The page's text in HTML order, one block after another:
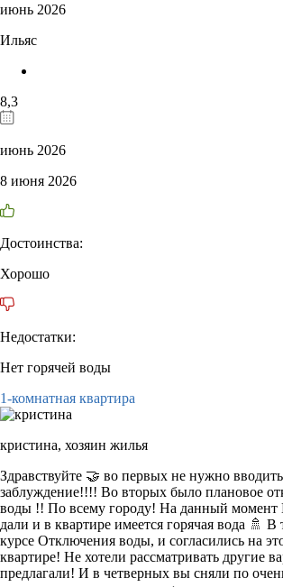
июнь 2026
Ильяс
8,3
июнь 2026
8 июня 2026
Достоинства:
Хорошо
Недостатки:
Нет горячей воды
1-комнатная квартира
кристина, хозяин жилья
Здравствуйте 🤝 во первых не нужно
заблуждение!!!! Во вторых было плановое
воды !! По всему городу! На данный момент
дали и в квартире имеется горячая вода 🚿
курсе Отключения воды, и согласились на
квартире! Не хотели рассматривать другие
предлагали! И в четверных вы сняли по